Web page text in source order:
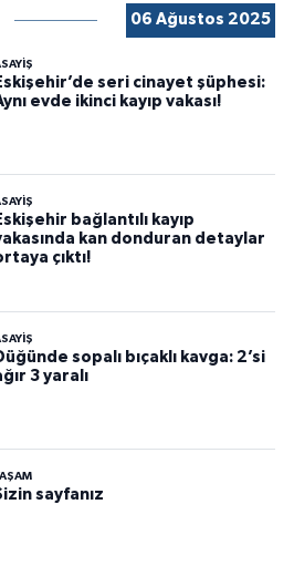
06 Ağustos 2025
seri cinayet şüphesi:
evde ikinci kayıp vakası!
bağlantılı kayıp
kan donduran detaylar
çıktı!
sopalı bıçaklı kavga: 2’si
3 yaralı
sayfanız